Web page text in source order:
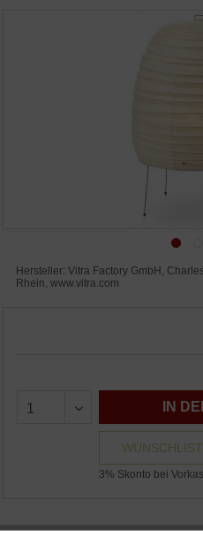
Hersteller: Vitra Factory GmbH,
Rhein, www.vitra.com
IN
3% Skonto bei